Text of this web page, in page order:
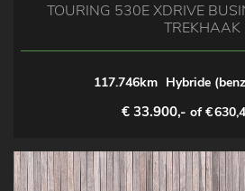
TOURING 530E XDRIVE
TREKHAAK
117.746km Hybride
€ 33.900,- of €